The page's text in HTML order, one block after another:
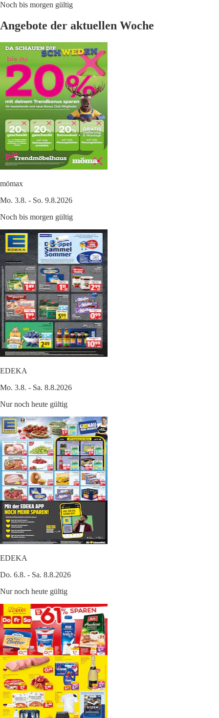
Noch bis morgen gültig
Angebote der aktuellen Woche
mömax
Mo. 3.8. - So. 9.8.2026
Noch bis morgen gültig
EDEKA
Mo. 3.8. - Sa. 8.8.2026
Nur noch heute gültig
EDEKA
Do. 6.8. - Sa. 8.8.2026
Nur noch heute gültig